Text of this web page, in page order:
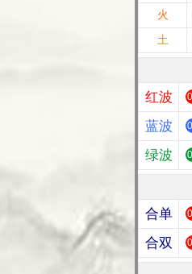
火
土
红波
蓝波
绿波
合单
合双